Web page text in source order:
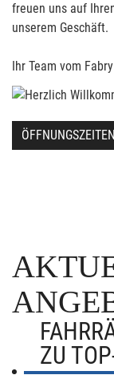
freuen uns auf
unserem Geschäft.
Ihr Team vom
ÖFFNUNGSZEITEN
AKTUELLE
ZU